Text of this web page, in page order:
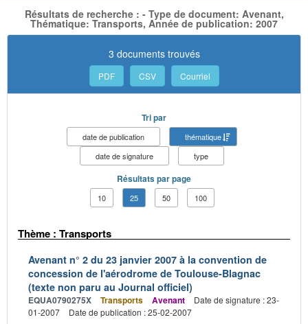
Résultats de recherche : - Type de document: Avenant,
Thématique: Transports, Année de publication: 2007
3 documents trouvés
PDF CSV Courriel
Tri par
date de publication
thématique
date de signature
type
Résultats par page
10 25 50 100
Thème : Transports
Avenant n° 2 du 23 janvier 2007 à la convention de
concession de l'aérodrome de Toulouse-Blagnac
(texte non paru au Journal officiel)
EQUA0790275X Transports Avenant
Date de signature : 23-
01-2007
Date de publication : 25-02-2007